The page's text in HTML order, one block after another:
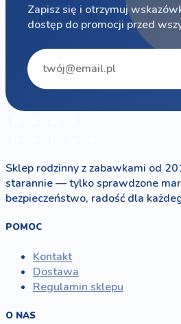
Zapisz się i otrzymuj
dostęp do promocji przed
Sklep rodzinny z zabawkami od
starannie — tylko sprawdzone
bezpieczeństwo, radość dla
POMOC
Kontakt
Dostawa
Regulamin sklepu
O NAS